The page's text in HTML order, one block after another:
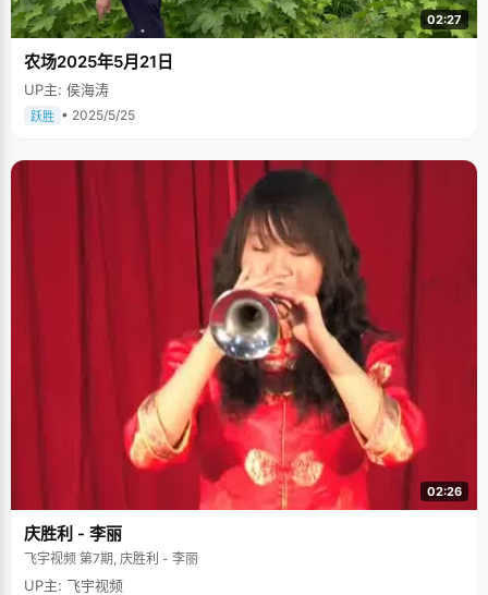
02:27
农场2025年5月21日
UP主: 侯海涛
跃胜 • 2025/5/25
02:26
庆胜利 - 李丽
飞宇视频 第7期, 庆胜利 - 李丽
UP主: 飞宇视频